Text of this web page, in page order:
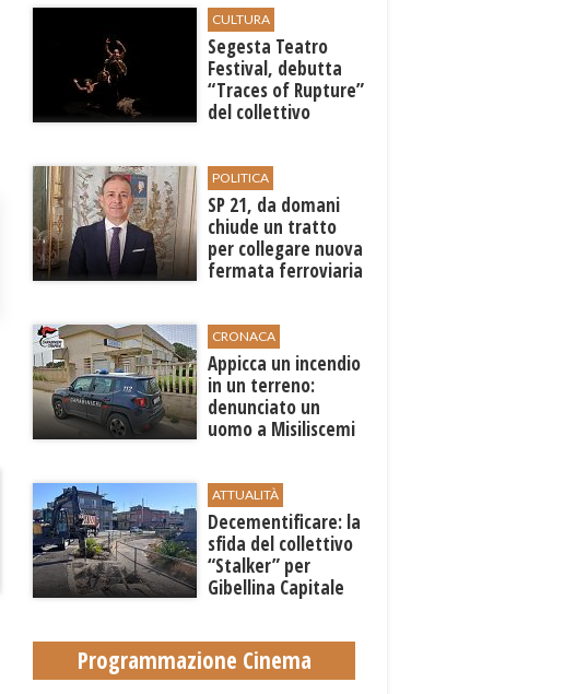
CULTURA
Segesta Teatro
Festival, debutta
“Traces of Rupture”
del collettivo
POLITICA
SP 21, da domani
chiude un tratto
per collegare nuova
fermata ferroviaria
CRONACA
Appicca un incendio
in un terreno:
denunciato un
uomo a Misiliscemi
ATTUALITÀ
Decementificare: la
sfida del collettivo
“Stalker” per
Gibellina Capitale
Programmazione Cinema